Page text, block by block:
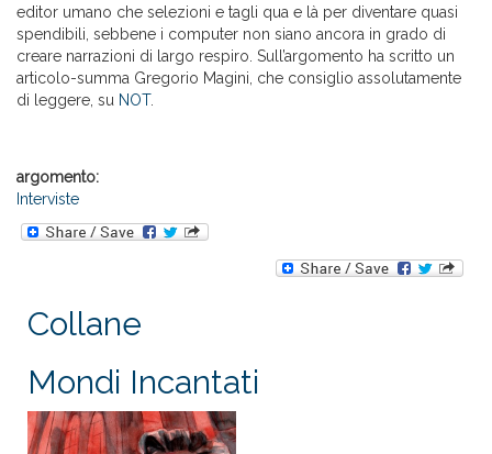
editor umano che selezioni e tagli qua e là per diventare quasi
spendibili, sebbene i computer non siano ancora in grado di
creare narrazioni di largo respiro. Sull’argomento ha scritto un
articolo-summa Gregorio Magini, che consiglio assolutamente
di leggere, su NOT.
argomento:
Interviste
Collane
Mondi Incantati